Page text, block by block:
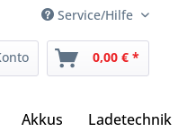
Service/Hilfe
0,00 € *
Akkus
Ladetechnik